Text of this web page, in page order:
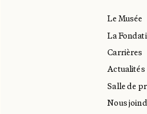
Le Musée
La
Carrières
Actualités
Salle de
Nous